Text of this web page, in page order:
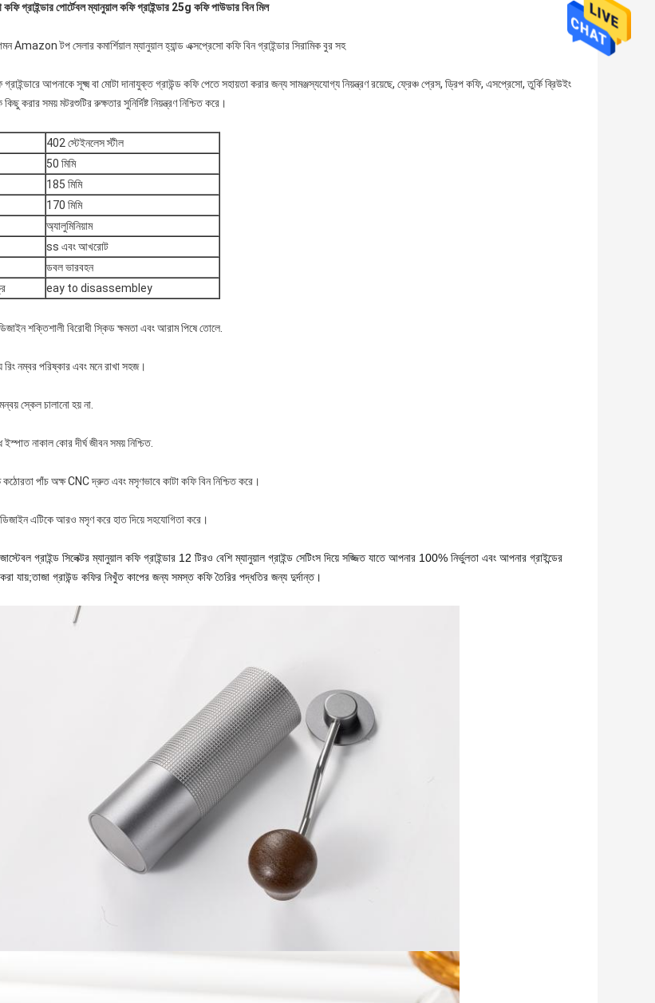
গ্রাইন্ডার পোর্টেবল ম্যানুয়াল কফি গ্রাইন্ডার 25g কফি পাউডার বিন মিল
টপ সেলার কমার্শিয়াল ম্যানুয়াল হ্যান্ড এক্সপ্রেসো কফি বিন গ্রাইন্ডার সিরামিক বুর সহ
আপনাকে সূক্ষ্ম বা মোটা দানাযুক্ত গ্রাউন্ড কফি পেতে সহায়তা করার জন্য সামঞ্জস্যযোগ্য নিয়ন্ত্রণ রয়েছে, ফ্রেঞ্চ প্রেস, ড্রিপ কফি, এসপ্রেসো, তুর্কি ব্রিউইং
করার সময় মটরশুটির রুক্ষতার সুনির্দিষ্ট নিয়ন্ত্রণ নিশ্চিত করে।
402 স্টেইনলেস স্টীল
50 মিমি
185 মিমি
170 মিমি
অ্যালুমিনিয়াম
ss এবং আখরোট
ডবল ভারবহন
eay to disassembley
শক্তিশালী বিরোধী স্কিড ক্ষমতা এবং আরাম পিষে তোলে.
নম্বর পরিষ্কার এবং মনে রাখা সহজ।
স্কেল চালানো হয় না.
ইস্পাত নাকাল কোর দীর্ঘ জীবন সময় নিশ্চিত.
কঠোরতা পাঁচ অক্ষ CNC দ্রুত এবং মসৃণভাবে কাটা কফি বিন নিশ্চিত করে।
এটিকে আরও মসৃণ করে হাত দিয়ে সহযোগিতা করে।
গ্রাইন্ড সিলেক্টর ম্যানুয়াল কফি গ্রাইন্ডার 12 টিরও বেশি ম্যানুয়াল গ্রাইন্ড সেটিংস দিয়ে সজ্জিত যাতে আপনার 100% নির্ভুলতা এবং আপনার গ্রাইন্ডের
করা যায়;তাজা গ্রাউন্ড কফির নিখুঁত কাপের জন্য সমস্ত কফি তৈরির পদ্ধতির জন্য দুর্দান্ত।